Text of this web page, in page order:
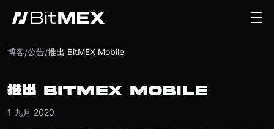
博客/公告/推出 BitMEX Mobile
推出 BITMEX MOBILE
1 九月 2020